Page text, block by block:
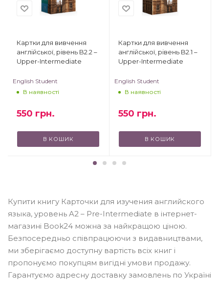
Картки для вивчення
англійської, рівень B2.2 –
Upper-Intermediate
English Student
В наявності
550 грн.
В КОШИК
Картки для вивчення
англійської, рівень B2.1 –
Upper-Intermediate
English Student
В наявності
550 грн.
В КОШИК
Купити книгу Карточки для изучения английского
языка, уровень A2 – Pre-Intermediate в інтернет-
магазині Book24 можна за найкращою ціною.
Безпосередньо співпрацюючи з видавництвами,
ми зберігаємо доступну вартість всіх книг і
пропонуємо покупцям вигідні умови продажу.
Гарантуємо адресну доставку замовлень по Україні